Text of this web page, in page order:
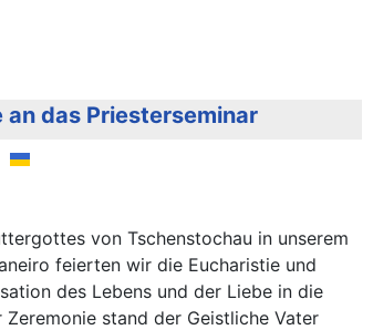
das Priesterseminar
von Tschenstochau in unserem
feierten wir die Eucharistie und
des Lebens und der Liebe in die
stand der Geistliche Vater